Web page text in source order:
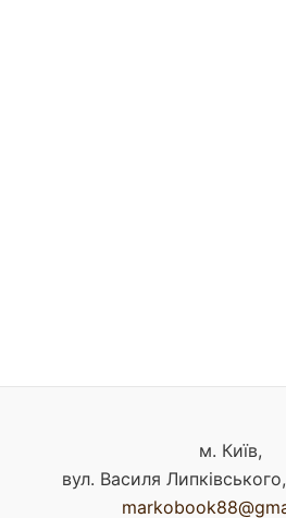
м. Київ,
вул. Василя